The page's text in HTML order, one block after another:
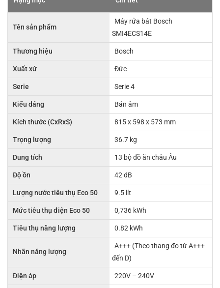
Tên sản phẩm
Máy rửa bát Bosch
SMI4ECS14E
Thương hiệu Bosch
Xuất xứ Đức
Serie Serie 4
Kiểu dáng Bán âm
Kích thước (CxRxS) 815 x 598 x 573 mm
Trọng lượng 36.7 kg
Dung tích 13 bộ đồ ăn châu Âu
Độ ồn 42 dB
Lượng nước tiêu thụ Eco 50 9.5 lít
Mức tiêu thụ điện Eco 50 0,736 kWh
Tiêu thụ năng lượng 0.82 kWh
Nhãn năng lượng
A+++ (Theo thang đo từ A+++
đến D)
Điện áp 220V – 240V